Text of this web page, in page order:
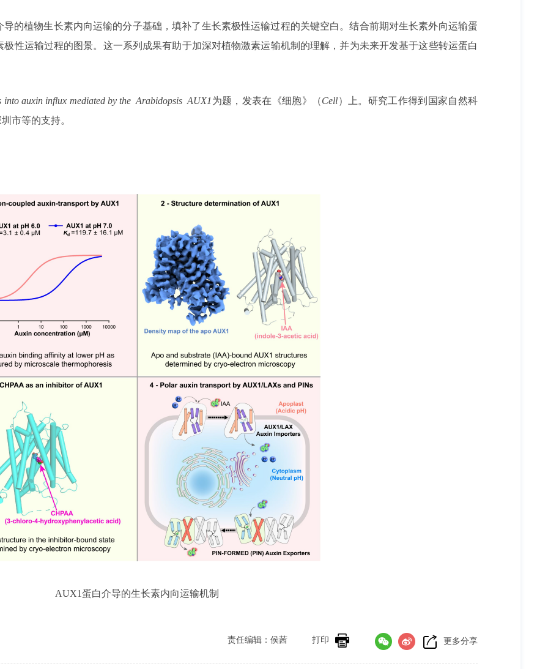
的植物生长素内向运输的分子基础，填补了生长素极性运输过程的关键空白。结合前期对生长素外向运输蛋
性运输过程的图景。这一系列成果有助于加深对植物激素运输机制的理解，并为未来开发基于这些转运蛋白
into auxin influx mediated by the Arabidopsis AUX1 为题，发表在《细胞》（Cell）上。研究工作得到国家自然科
市等的支持。
AUX1蛋白介导的生长素内向运输机制
更多分享
打印
责任编辑：侯茜